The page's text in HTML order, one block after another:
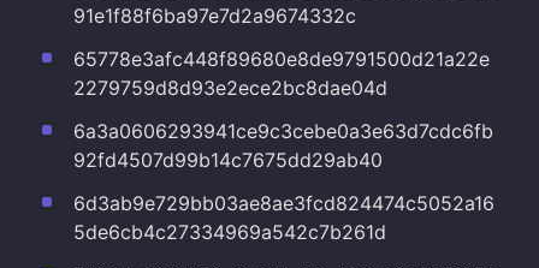
91e1f88f6ba97e7d2a9674332c
65778e3afc448f89680e8de9791500d21a22e
2279759d8d93e2ece2bc8dae04d
6a3a0606293941ce9c3cebe0a3e63d7cdc6fb
92fd4507d99b14c7675dd29ab40
6d3ab9e729bb03ae8ae3fcd824474c5052a16
5de6cb4c27334969a542c7b261d